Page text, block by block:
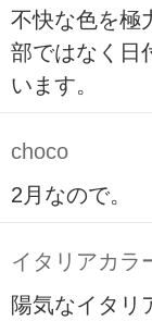
不快な色を極
部ではなく日
います。
choco
2月なので。
イタリアカラ
陽気なイタリ